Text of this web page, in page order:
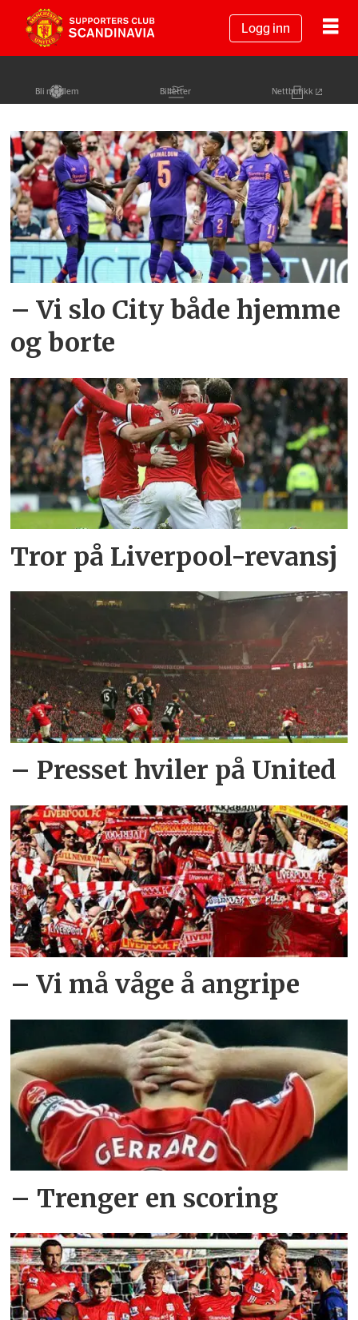
Logg inn
Bli medlem Billetter Nettbutikk
Tag:
liverpool-
fansen
– Vi slo City både hjemme
og borte
Tror på Liverpool-revansj
– Presset hviler på United
– Vi må våge å angripe
– Trenger en scoring